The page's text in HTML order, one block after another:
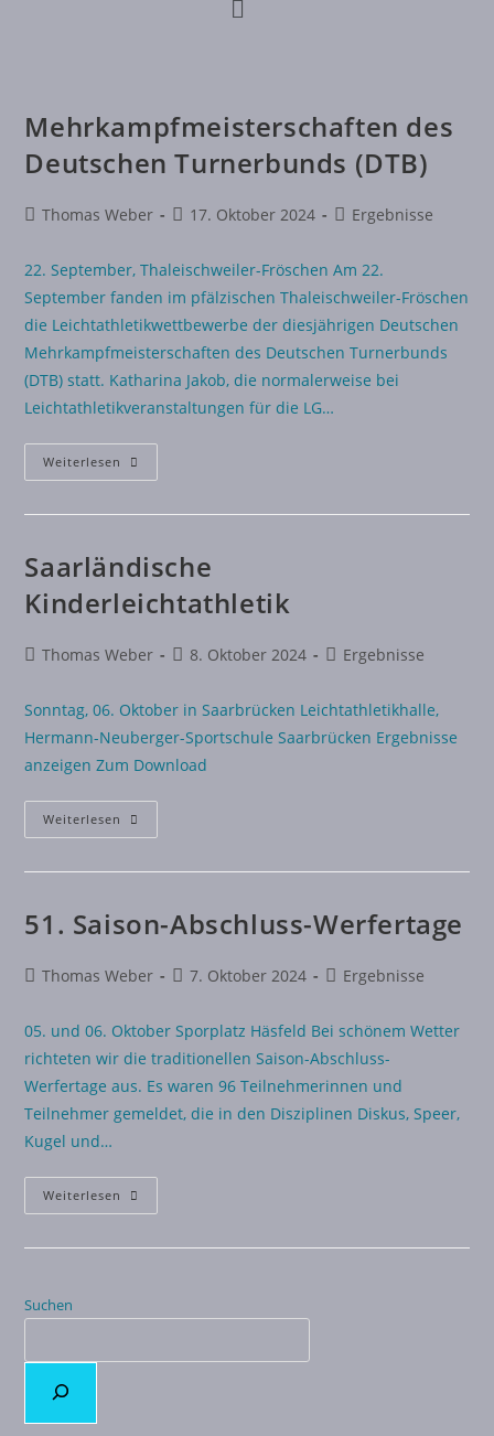
Mehrkampfmeisterschaften des
Deutschen Turnerbunds (DTB)
Thomas Weber 17. Oktober 2024 Ergebnisse
22. September, Thaleischweiler-Fröschen Am 22.
September fanden im pfälzischen Thaleischweiler-Fröschen
die Leichtathletikwettbewerbe der diesjährigen Deutschen
Mehrkampfmeisterschaften des Deutschen Turnerbunds
(DTB) statt. Katharina Jakob, die normalerweise bei
Leichtathletikveranstaltungen für die LG…
Weiterlesen
Saarländische
Kinderleichtathletik
Thomas Weber 8. Oktober 2024 Ergebnisse
Sonntag, 06. Oktober in Saarbrücken Leichtathletikhalle,
Hermann-Neuberger-Sportschule Saarbrücken Ergebnisse
anzeigen Zum Download
Weiterlesen
51. Saison-Abschluss-Werfertage
Thomas Weber 7. Oktober 2024 Ergebnisse
05. und 06. Oktober Sporplatz Häsfeld Bei schönem Wetter
richteten wir die traditionellen Saison-Abschluss-
Werfertage aus. Es waren 96 Teilnehmerinnen und
Teilnehmer gemeldet, die in den Disziplinen Diskus, Speer,
Kugel und…
Weiterlesen
Suchen